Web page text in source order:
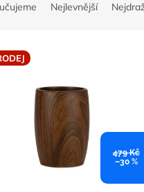
Nejlevnější
479 Kč
–30 %